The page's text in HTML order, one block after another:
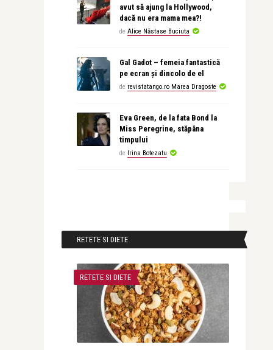
avut să ajung la Hollywood,
dacă nu era mama mea?!
de Alice Năstase Buciuta
Gal Gadot – femeia fantastică
pe ecran și dincolo de el
de revistatango.ro Marea Dragoste
Eva Green, de la fata Bond la
Miss Peregrine, stăpâna
timpului
de Irina Botezatu
RETETE SI DIETE
RETETE SI DIETE